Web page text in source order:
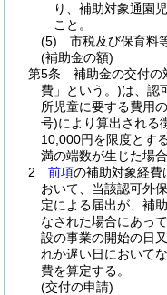
り、補助対象通園
こと。
(5)
市税及び保育料
(補助金の額)
第5条
補助金の交付の
費」という。)は、認
所児童に要する費用
号)により算出される
10,000円を限度とする
満の端数が生じた場
2
前項の補助対象経費
おいて、当該認可外
定による届出が、補
なされた場合にあっ
設の事業の開始の日
れか遅い日において
費を算定する。
(交付の申請)